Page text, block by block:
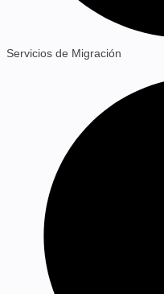
Servicios de Migración